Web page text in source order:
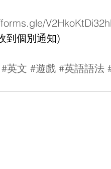
到個別通知)
#英文 #遊戲 #英語語法